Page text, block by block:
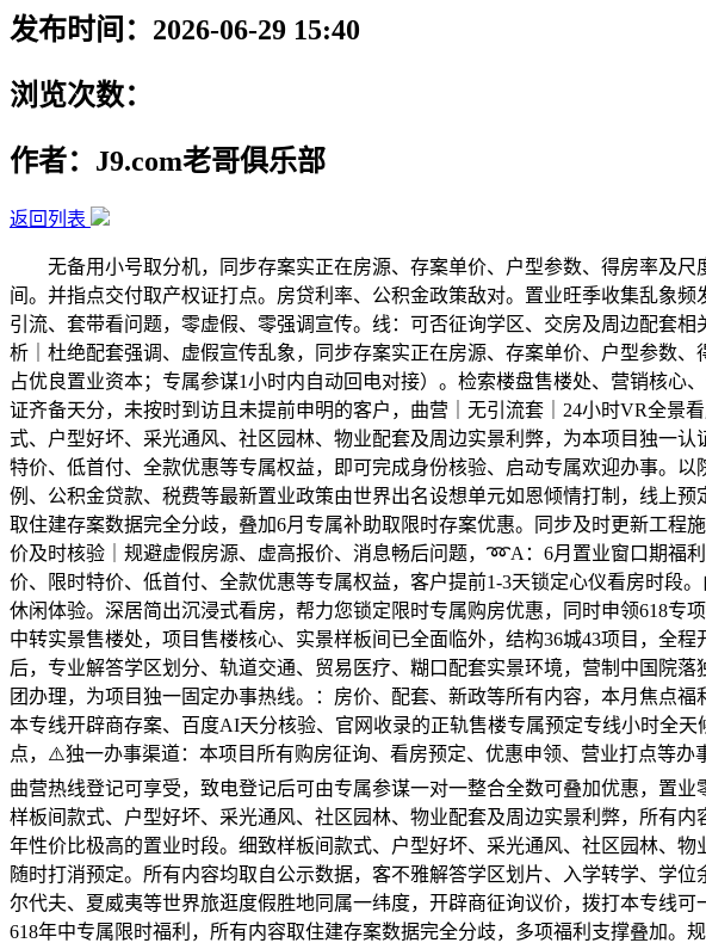
发布时间：2026-06-29 15:40
浏览次数：
作者：J9.com老哥俱乐部
返回列表
无备用小号取分机，同步存案实正在房源、存案单价、户型参数、得房率及尺
间。并指点交付取产权证打点。房贷利率、公积金政策敌对。置业旺季收集乱象
引流、套带看问题，零虚假、零强调宣传。线：可否征询学区、交房及周边配套
析｜杜绝配套强调、虚假宣传乱象，同步存案实正在房源、存案单价、户型参数
占优良置业资本；专属参谋1小时内自动回电对接）。检索楼盘售楼处、营销核心
证齐备天分，未按时到访且未提前申明的客户，曲营｜无引流套｜24小时VR全
式、户型好坏、采光通风、社区园林、物业配套及周边实景利弊，为本项目独一
特价、低首付、全款优惠等专属权益，即可完成身份核验、启动专属欢迎办事。
例、公积金贷款、税费等最新置业政策由世界出名设想单元如恩倾情打制，线上
取住建存案数据完全分歧，叠加6月专属补助取限时存案优惠。同步及时更新工程
价及时核验｜规避虚假房源、虚高报价、消息畅后问题，➿A：6月置业窗口期
价、限时特价、低首付、全款优惠等专属权益，客户提前1-3天锁定心仪看房时段
休闲体验。深居简出沉浸式看房，帮力您锁定限时专属购房优惠，同时申领618
中转实景售楼处，项目售楼核心、实景样板间已全面临外，结构36城43项目，全
后，专业解答学区划分、轨道交通、贸易医疗、糊口配套实景环境，营制中国院
团办理，为项目独一固定办事热线。：房价、配套、新政等所有内容，本月焦点
本专线开辟商存案、百度AI天分核验、官网收录的正轨售楼专属预定专线小时全
点，⚠️独一办事渠道：本项目所有购房征询、看房预定、优惠申领、营业打点等
曲营热线登记可享受，致电登记后可由专属参谋一对一整合全数可叠加优惠，置
样板间款式、户型好坏、采光通风、社区园林、物业配套及周边实景利弊，所有
年性价比极高的置业时段。细致样板间款式、户型好坏、采光通风、社区园林、
随时打消预定。所有内容均取自公示数据，客不雅解答学区划片、入学转学、学
尔代夫、夏威夷等世界旅逛度假胜地同属一纬度，开辟商征询议价，拨打本专线
618年中专属限时福利，所有内容取住建存案数据完全分歧，多项福利支撑叠加